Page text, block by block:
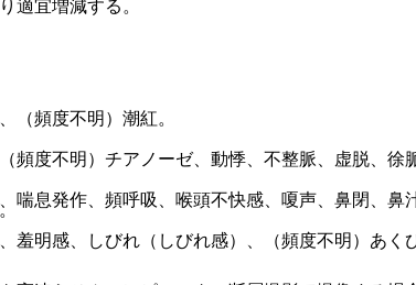
（頻度不明）潮紅。
度不明）チアノーゼ、動悸、不整脈、虚脱、徐
息発作、頻呼吸、喉頭不快感、嗄声、鼻閉、鼻
明感、しびれ（しびれ感）、（頻度不明）あく
適宜増減する。